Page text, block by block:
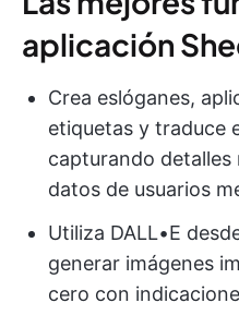
aplicación
Crea eslóganes,
etiquetas y traduce
capturando detalles
datos de usuarios
Utiliza DALL•E
generar imágenes
cero con